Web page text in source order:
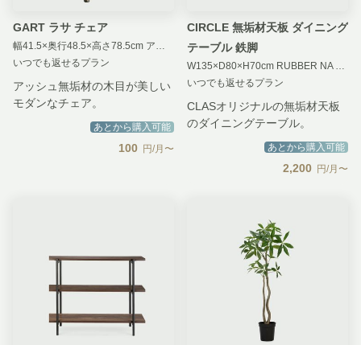
GART ラサ チェア
幅41.5×奥行48.5×高さ78.5cm アッシュ
いつでも返せるプラン
アッシュ無垢材の木目が美しい
モダンなチェア。
あとから購入可能
100 円/月〜
CIRCLE 無垢材天板 ダイニング
テーブル 鉄脚
W135×D80×H70cm RUBBER NA X BK
いつでも返せるプラン
CLASオリジナルの無垢材天板
のダイニングテーブル。
あとから購入可能
2,200 円/月〜